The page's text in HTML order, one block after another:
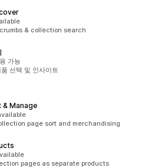
& collection search
가능
선택 및 인사이트
Manage
page sort and merchandising
pages as separate products